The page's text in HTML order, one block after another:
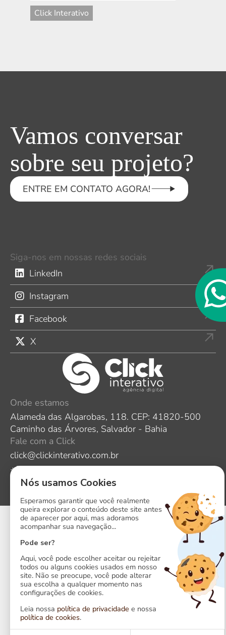
Click Interativo
Vamos conversar
sobre seu projeto?
ENTRE EM CONTATO AGORA!
Siga-nos em nossas redes sociais
LinkedIn
Instagram
Facebook
X
Onde estamos
Alameda das Algarobas, 118. CEP: 41820-500
Caminho das Árvores, Salvador - Bahia
Fale com a Click
click@clickinterativo.com.br
+55 71 3341-1204
Nós usamos Cookies
Esperamos garantir que você realmente
queira explorar o conteúdo deste site antes
de aparecer por aqui, mas adoramos
acompanhar sua navegação...
Pode ser?
Aqui, você pode escolher aceitar ou rejeitar
todos ou alguns cookies usados em nosso
site. Não se preocupe, você pode alterar
sua escolha a qualquer momento nas
configurações de cookies.
Leia nossa política de privacidade e nossa
política de cookies.